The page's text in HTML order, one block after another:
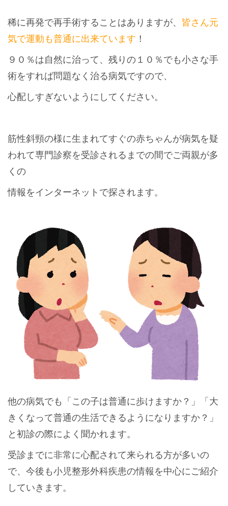
稀に再発で再手術することはありますが、 皆さん元
気で運動も普通に出来ています ！
９０％は自然に治って、残りの１０％でも小さな手
術をすれば問題なく治る病気ですので、
心配しすぎないようにしてください。
筋性斜頸の様に生まれてすぐの赤ちゃんが病気を疑
われて専門診察を受診されるまでの間でご両親が多
くの
情報をインターネットで探されます。
他の病気でも「この子は普通に歩けますか？」「大
きくなって普通の生活できるようになりますか？」
と初診の際によく聞かれます。
受診までに非常に心配されて来られる方が多いの
で、今後も小児整形外科疾患の情報を中心にご紹介
していきます。